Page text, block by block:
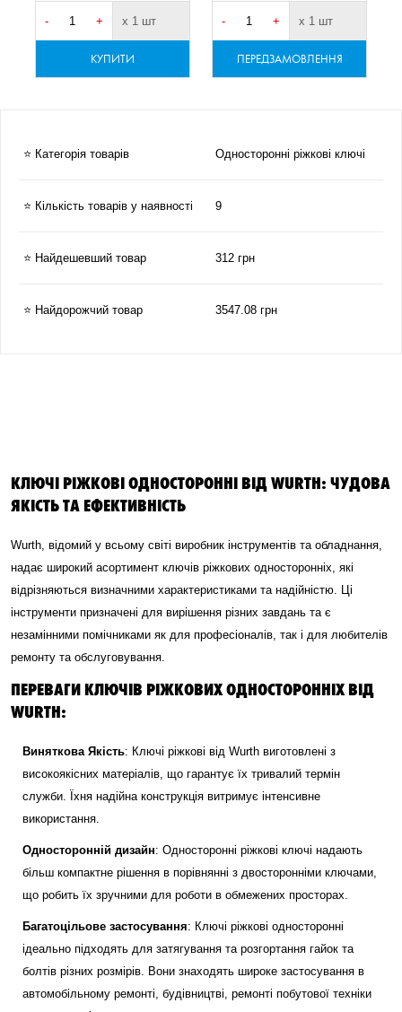
- + х 1 шт
КУПИТИ
- + х 1 шт
ПЕРЕДЗАМОВЛЕННЯ
⭐ Категорія товарів Односторонні ріжкові ключі
⭐ Кількість товарів у наявності 9
⭐ Найдешевший товар 312 грн
⭐ Найдорожчий товар 3547.08 грн
КЛЮЧІ РІЖКОВІ ОДНОСТОРОННІ ВІД WURTH: ЧУДОВА
ЯКІСТЬ ТА ЕФЕКТИВНІСТЬ
Wurth, відомий у всьому світі виробник інструментів та обладнання,
надає широкий асортимент ключів ріжкових односторонніх, які
відрізняються визначними характеристиками та надійністю. Ці
інструменти призначені для вирішення різних завдань та є
незамінними помічниками як для професіоналів, так і для любителів
ремонту та обслуговування.
ПЕРЕВАГИ КЛЮЧІВ РІЖКОВИХ ОДНОСТОРОННІХ ВІД
WURTH:
Виняткова Якість: Ключі ріжкові від Wurth виготовлені з
високоякісних матеріалів, що гарантує їх тривалий термін
служби. Їхня надійна конструкція витримує інтенсивне
використання.
Односторонній дизайн: Односторонні ріжкові ключі надають
більш компактне рішення в порівнянні з двосторонніми ключами,
що робить їх зручними для роботи в обмежених просторах.
Багатоцільове застосування: Ключі ріжкові односторонні
ідеально підходять для затягування та розгортання гайок та
болтів різних розмірів. Вони знаходять широке застосування в
автомобільному ремонті, будівництві, ремонті побутової техніки